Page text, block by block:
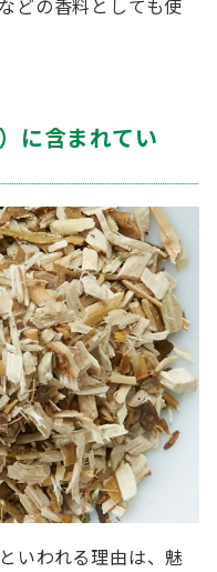
どの香料としても使
に含まれてい
いわれる理由は、魅